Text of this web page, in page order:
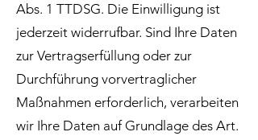
Abs. 1 TTDSG. Die Einwilligung ist
jederzeit widerrufbar. Sind Ihre Daten
zur Vertragserfüllung oder zur
Durchführung vorvertraglicher
Maßnahmen erforderlich, verarbeiten
wir Ihre Daten auf Grundlage des Art.